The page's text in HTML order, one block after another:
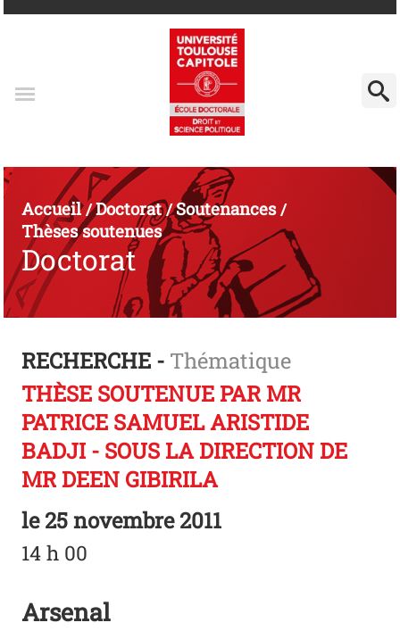
Accueil/Doctorat/Soutenances/
Thèses soutenues
Doctorat
RECHERCHE - Thématique
THÈSE SOUTENUE PAR MR
PATRICE SAMUEL ARISTIDE
BADJI - SOUS LA DIRECTION DE
MR DEEN GIBIRILA
le25 novembre 2011
14 h 00
Arsenal